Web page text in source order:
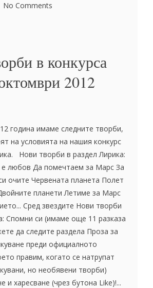
No Comments
в конкурса
2012
година имаме следните творби,
на условията на нашия конкурс
Нови творби в раздел Лирика:
любов Да помечтаем за Марс За
очите Червената планета Полет
планети Летиме за Марс
Сред звездите Нови творби
Спомни си (имаме още 11 разказа
да следите раздела Проза за
преди официалното
правим, когато се натрупат
но необявени творби)
и харесване (чрез бутона Like)!...